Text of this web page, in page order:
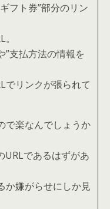
フト券”部分のリン
”支払方法の情報を
でリンクが張られて
で楽なんでしょうか
URLであるはずがあ
か嫌がらせにしか見